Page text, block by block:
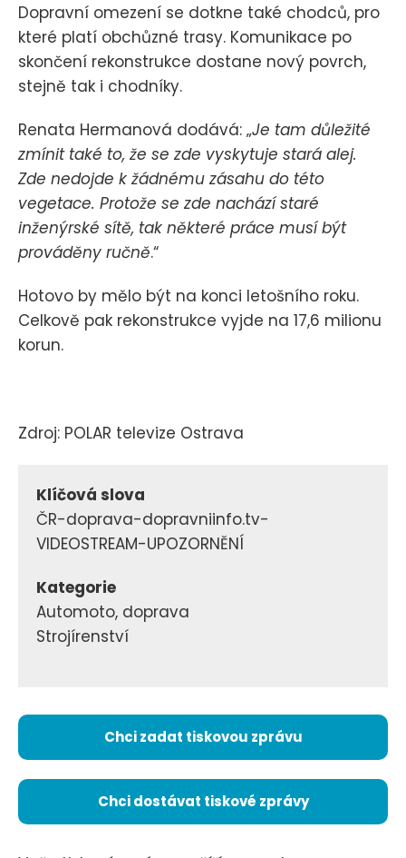
Dopravní omezení se dotkne také chodců, pro
které platí obchůzné trasy. Komunikace po
skončení rekonstrukce dostane nový povrch,
stejně tak i chodníky.
Renata Hermanová dodává: „Je tam důležité
zmínit také to, že se zde vyskytuje stará alej.
Zde nedojde k žádnému zásahu do této
vegetace. Protože se zde nachází staré
inženýrské sítě, tak některé práce musí být
prováděny ručně.“
Hotovo by mělo být na konci letošního roku.
Celkově pak rekonstrukce vyjde na 17,6 milionu
korun.
Zdroj: POLAR televize Ostrava
Klíčová slova
ČR-doprava-dopravniinfo.tv-
VIDEOSTREAM-UPOZORNĚNÍ
Kategorie
Automoto, doprava
Strojírenství
Chci zadat tiskovou zprávu
Chci dostávat tiskové zprávy